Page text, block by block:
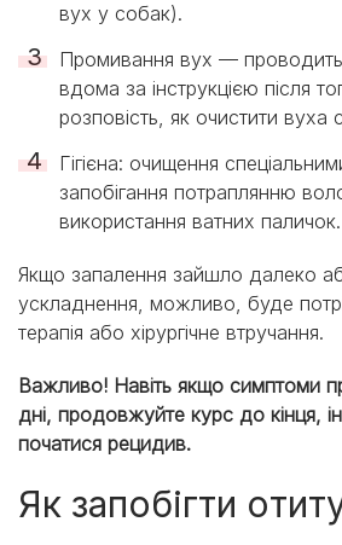
вух у собак).
Промивання вух —
вдома за інструкцією після
розповість, як очистити вуха
Гігієна: очищення
запобігання потраплянню
використання ватних паличок.
Якщо запалення зайшло далеко
ускладнення, можливо, буде
терапія або хірургічне втручання.
Важливо! Навіть якщо симптоми
дні, продовжуйте курс до кінця,
початися рецидив.
Як запобігти